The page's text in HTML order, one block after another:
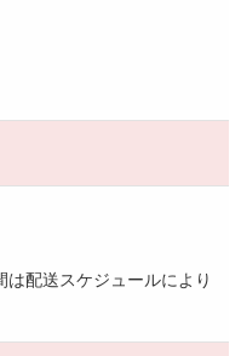
配送スケジュールにより